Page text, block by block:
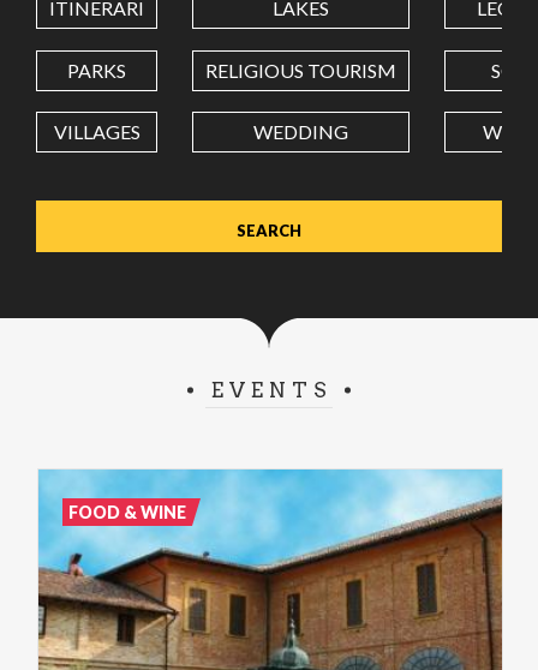
LONGITUDE
Value in decimal degrees. Use dot (.) as decimal separator.
ITINERARI LAKES
PARKS RELIGIOUS TOURISM
VILLAGES WEDDING
EVENTS
FOOD & WINE